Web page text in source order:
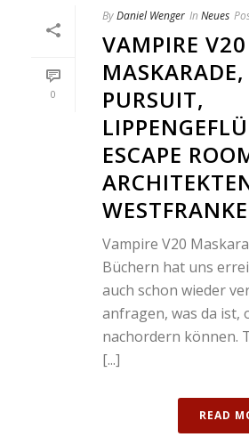
0
ByDaniel Wenger In Neues
VAMPIRE V20
PURSUIT,
ESCAPE
Vampire V20
Büchern hat uns
auch schon wieder
anfragen, was da ist,
nachordern können.
[...]
READ